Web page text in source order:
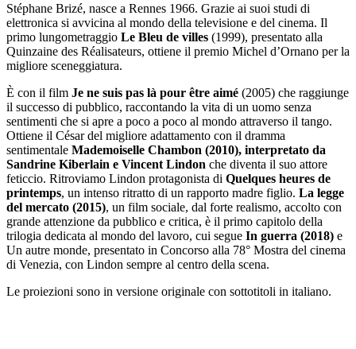
Stéphane Brizé, nasce a Rennes 1966. Grazie ai suoi studi di
elettronica si avvicina al mondo della televisione e del cinema. Il
primo lungometraggio Le Bleu de villes (1999), presentato alla
Quinzaine des Réalisateurs, ottiene il premio Michel d’Ornano per la
migliore sceneggiatura.
È con il film Je ne suis pas là pour être aimé (2005) che raggiunge
il successo di pubblico, raccontando la vita di un uomo senza
sentimenti che si apre a poco a poco al mondo attraverso il tango.
Ottiene il César del migliore adattamento con il dramma
sentimentale Mademoiselle Chambon (2010), interpretato da
Sandrine Kiberlain e Vincent Lindon che diventa il suo attore
feticcio. Ritroviamo Lindon protagonista di Quelques heures de
printemps, un intenso ritratto di un rapporto madre figlio. La legge
del mercato (2015), un film sociale, dal forte realismo, accolto con
grande attenzione da pubblico e critica, è il primo capitolo della
trilogia dedicata al mondo del lavoro, cui segue In guerra (2018) e
Un autre monde, presentato in Concorso alla 78° Mostra del cinema
di Venezia, con Lindon sempre al centro della scena.
Le proiezioni sono in versione originale con sottotitoli in italiano.